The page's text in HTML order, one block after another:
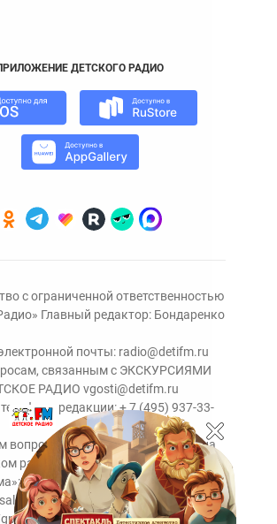
ДЕТСКОГО РАДИО
с ограниченной ответственностью
Главный редактор: Бондаренко
почты: radio@detifm.ru
связанным с ЭКСКУРСИЯМИ
РАДИО vgosti@detifm.ru
редакции:+ 7 (495) 937-33-
вопросам размещения рекламы на
радио» - сейлз-хаус «ГПМ
+7 (495) 921-40-41
sales@gazprom-media.ru